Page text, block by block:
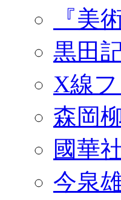
『美
黒田
X線
森岡
國華
今泉